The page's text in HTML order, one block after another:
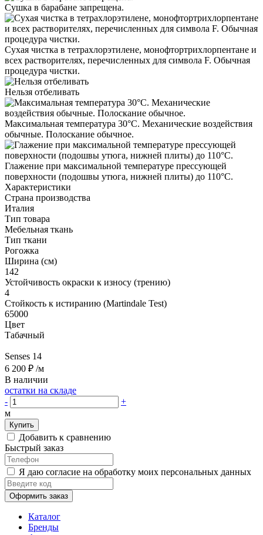
Сушка в барабане запрещена.
Сухая чистка в тетрахлорэтилене, монофтортрихлорпентане и
всех растворителях, перечисленных для символа F. Обычная
процедура чистки.
Нельзя отбеливать
Максимальная температура 30°С. Механические воздействия
обычные. Полоскание обычное.
Глажение при максимальной температуре прессующей
поверхности (подошвы утюга, нижней плиты) до 110°С.
Характеристики
Страна производства
Италия
Тип товара
Мебельная ткань
Тип ткани
Рогожка
Ширина (см)
142
Устойчивость окраски к износу (трению)
4
Стойкость к истиранию (Martindale Test)
65000
Цвет
Табачный
Senses 14
6 200 ₽ /м
В наличии
остатки на складе
-
+
м
Купить
Добавить к сравнению
Быстрый заказ
Я даю согласие на обработку моих персональных данных
Оформить заказ
Каталог
Бренды